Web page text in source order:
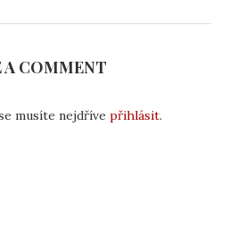
A COMMENT
musíte nejdříve přihlásit.